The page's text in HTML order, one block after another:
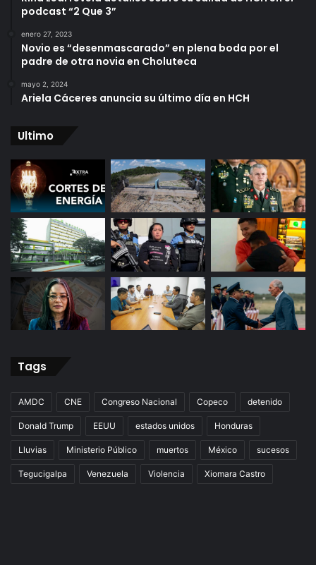
podcast “2 Que 3”
enero 27, 2023
Novio es “desenmascarado” en plena boda por el
padre de otra novia en Choluteca
mayo 2, 2024
Ariela Cáceres anuncia su último día en HCH
Ultimo
Tags
AMDC CNE Congreso Nacional Copeco detenido
Donald Trump EEUU estados unidos Honduras
Lluvias Ministerio Público muertos México sucesos
Tegucigalpa Venezuela Violencia Xiomara Castro